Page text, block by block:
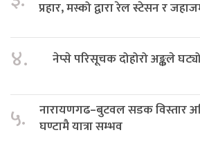
प्रहार, मस्को द्वारा रेल स्टेसन र
४. नेप्से परिसूचक दोहोरो अङ्कले
५.
नारायणगढ–बुटवल सडक विस्तार
घण्टामै यात्रा सम्भव